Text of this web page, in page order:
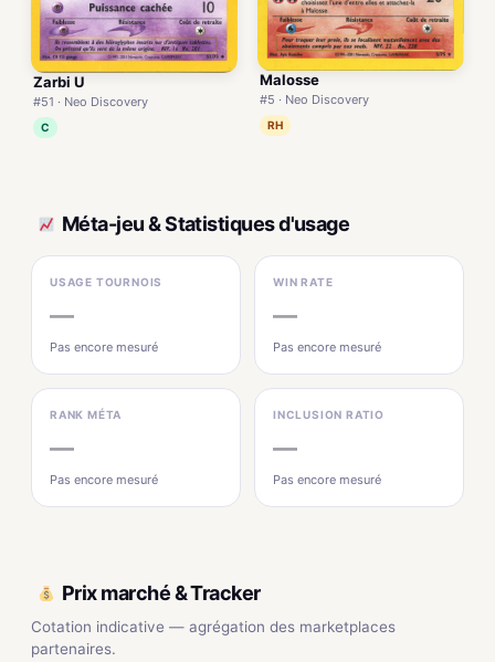
Zarbi U
#51 · Neo Discovery
C
Malosse
#5 · Neo Discovery
RH
Méta-jeu & Statistiques d'usage
USAGE TOURNOIS
—
Pas encore mesuré
WIN RATE
—
Pas encore mesuré
RANK MÉTA
—
Pas encore mesuré
INCLUSION RATIO
—
Pas encore mesuré
Prix marché & Tracker
Cotation indicative — agrégation des marketplaces
partenaires.